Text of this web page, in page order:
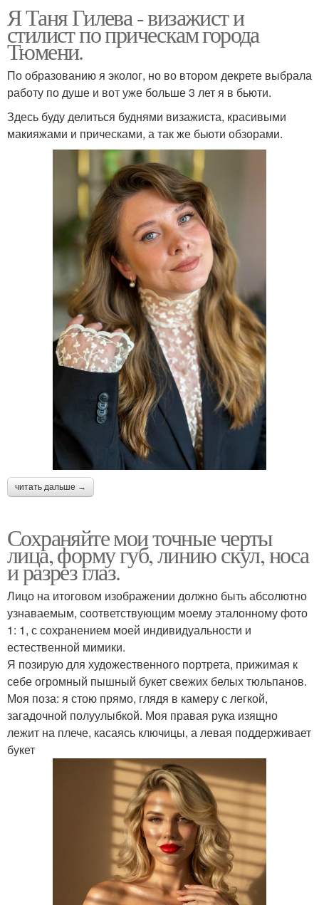
Я Таня Гилева - визажист и
стилист по прическам города
Тюмени.
По образованию я эколог, но во втором декрете выбрала
работу по душе и вот уже больше 3 лет я в бьюти.
Здесь буду делиться буднями визажиста, красивыми
макияжами и прическами, а так же бьюти обзорами.
читать дальше →
Сохраняйте мои точные черты
лица, форму губ, линию скул, носа
и разрез глаз.
Лицо на итоговом изображении должно быть абсолютно
узнаваемым, соответствующим моему эталонному фото
1: 1, с сохранением моей индивидуальности и
естественной мимики.
Я позирую для художественного портрета, прижимая к
себе огромный пышный букет свежих белых тюльпанов.
Моя поза: я стою прямо, глядя в камеру с легкой,
загадочной полуулыбкой. Моя правая рука изящно
лежит на плече, касаясь ключицы, а левая поддерживает
букет